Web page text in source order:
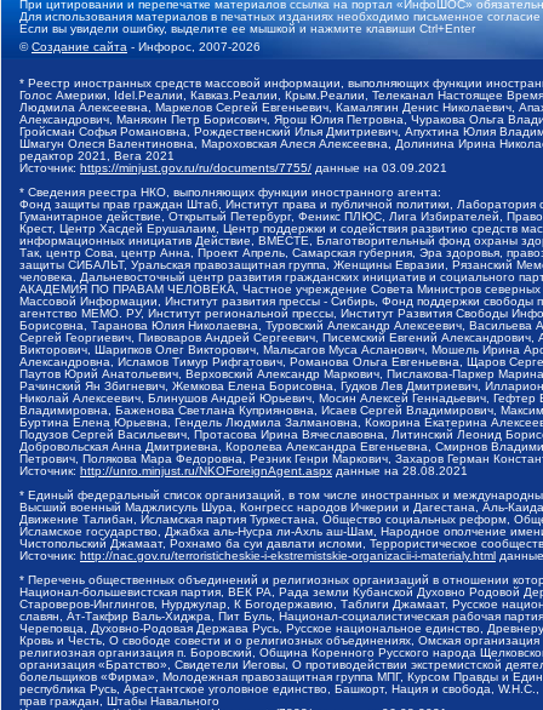
При цитировании и перепечатке материалов ссылка на портал «ИнфоШОС»
Для использования материалов в печатных изданиях необходимо письменное
Если вы увидели ошибку, выделите ее мышкой и нажмите клавиши Ctrl+Enter
©Создание сайта - Инфорос, 2007-2026
* Реестр иностранных средств массовой информации, выполняющих функции
Голос Америки, Idel.Реалии, Кавказ.Реалии, Крым.Реалии, Телеканал Настоящее
Людмила Алексеевна, Маркелов Сергей Евгеньевич, Камалягин Денис Николаевич,
Александрович, Маняхин Петр Борисович, Ярош Юлия Петровна, Чуракова Ольга
Гройсман Софья Романовна, Рождественский Илья Дмитриевич, Апухтина Юлия
Шмагун Олеся Валентиновна, Мароховская Алеся Алексеевна, Долинина Ирина
редактор 2021, Вега 2021
Источник: https://minjust.gov.ru/ru/documents/7755/ данные на 03.09.2021
* Сведения реестра НКО, выполняющих функции иностранного агента:
Фонд защиты прав граждан Штаб, Институт права и публичной политики,
Гуманитарное действие, Открытый Петербург, Феникс ПЛЮС, Лига Избирателей,
Крест, Центр Хасдей Ерушалаим, Центр поддержки и содействия развитию средств
информационных инициатив Действие, ВМЕСТЕ, Благотворительный фонд охраны
Так, центр Сова, центр Анна, Проект Апрель, Самарская губерния, Эра здоровья,
защиты СИБАЛЬТ, Уральская правозащитная группа, Женщины Евразии, Рязанский
человека, Дальневосточный центр развития гражданских инициатив и социального
АКАДЕМИЯ ПО ПРАВАМ ЧЕЛОВЕКА, Частное учреждение Совета Министров северных
Массовой Информации, Институт развития прессы - Сибирь, Фонд поддержки
агентство МЕМО. РУ, Институт региональной прессы, Институт Развития Свободы
Борисовна, Таранова Юлия Николаевна, Туровский Александр Алексеевич,
Сергей Георгиевич, Пивоваров Андрей Сергеевич, Писемский Евгений
Викторович, Шарипков Олег Викторович, Мальсагов Муса Асланович, Мошель Ирина
Александровна, Исламов Тимур Рифгатович, Романова Ольга Евгеньевна, Щаров
Паутов Юрий Анатольевич, Верховский Александр Маркович, Пислакова-Паркер
Рачинский Ян Збигневич, Жемкова Елена Борисовна, Гудков Лев Дмитриевич,
Николай Алексеевич, Блинушов Андрей Юрьевич, Мосин Алексей Геннадьевич,
Владимировна, Баженова Светлана Куприяновна, Исаев Сергей Владимирович,
Буртина Елена Юрьевна, Гендель Людмила Залмановна, Кокорина Екатерина
Подузов Сергей Васильевич, Протасова Ирина Вячеславовна, Литинский Леонид
Добровольская Анна Дмитриевна, Королева Александра Евгеньевна, Смирнов
Петрович, Полякова Мара Федоровна, Резник Генри Маркович, Захаров Герман
Источник: http://unro.minjust.ru/NKOForeignAgent.aspx данные на 28.08.2021
* Единый федеральный список организаций, в том числе иностранных и
Высший военный Маджлисуль Шура, Конгресс народов Ичкерии и Дагестана, Аль-
Движение Талибан, Исламская партия Туркестана, Общество социальных реформ,
Исламское государство, Джабха аль-Нусра ли-Ахль аш-Шам, Народное ополчение
Чистопольский Джамаат, Рохнамо ба суи давлати исломи, Террористическое
Источник: http://nac.gov.ru/terroristicheskie-i-ekstremistskie-organizacii-i-materialy.html
* Перечень общественных объединений и религиозных организаций в отношении
Национал-большевистская партия, ВЕК РА, Рада земли Кубанской Духовно Родовой
Староверов-Инглингов, Нурджулар, К Богодержавию, Таблиги Джамаат, Русское
славян, Ат-Такфир Валь-Хиджра, Пит Буль, Национал-социалистическая рабочая
Череповца, Духовно-Родовая Держава Русь, Русское национальное единство,
Кровь и Честь, О свободе совести и о религиозных объединениях, Омская
религиозная организация п. Боровский, Община Коренного Русского народа
организация «Братство», Свидетели Иеговы, О противодействии экстремистской
болельщиков «Фирма», Молодежная правозащитная группа МПГ, Курсом Правды и
республика Русь, Арестантское уголовное единство, Башкорт, Нация и свобода,
прав граждан, Штабы Навального